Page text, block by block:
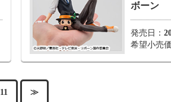
ボーン
発売日：
希望小売
11 ≫